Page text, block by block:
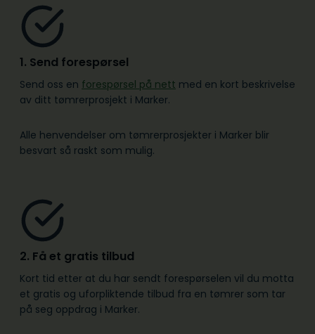
1. Send forespørsel
Send oss en forespørsel på nett med en kort beskrivelse
av ditt tømrerprosjekt i Marker.
Alle henvendelser om tømrerprosjekter i Marker blir
besvart så raskt som mulig.
2. Få et gratis tilbud
Kort tid etter at du har sendt forespørselen vil du motta
et gratis og uforpliktende tilbud fra en tømrer som tar
på seg oppdrag i Marker.